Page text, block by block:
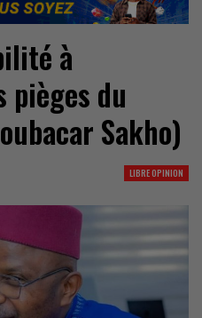
à
pièges du
Sakho)
LIBRE OPINION